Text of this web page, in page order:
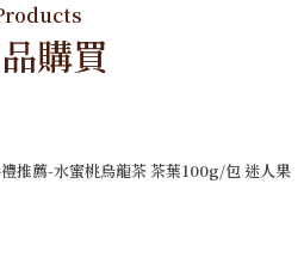
購買
推薦-水蜜桃烏龍茶 茶葉100g/包 迷人果